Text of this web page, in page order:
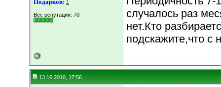
Подарков: 1
Вес репутации: 70
случалось раз
нет.Кто
подскажите,что с
13.10.2010, 17:56